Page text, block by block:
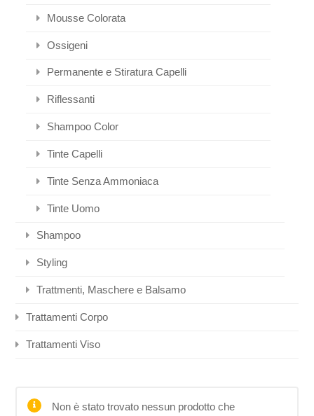
Non è stato trovato nessun prodotto che
Mousse Colorata
Ossigeni
Permanente e Stiratura Capelli
Riflessanti
Shampoo Color
Tinte Capelli
Tinte Senza Ammoniaca
Tinte Uomo
Shampoo
Styling
Trattmenti, Maschere e Balsamo
Trattamenti Corpo
Trattamenti Viso